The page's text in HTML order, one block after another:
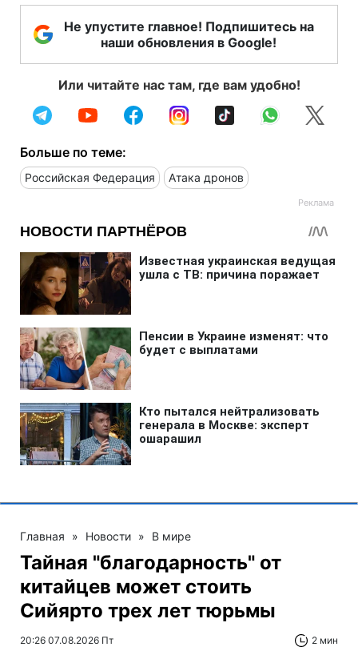
Не упустите главное! Подпишитесь на
наши обновления в Google!
Или читайте нас там, где вам удобно!
Больше по теме:
Российская Федерация Атака дронов
Главная » Новости » В мире
Тайная "благодарность" от
китайцев может стоить
Сийярто трех лет тюрьмы
20:26 07.08.2026 Пт 2 мин